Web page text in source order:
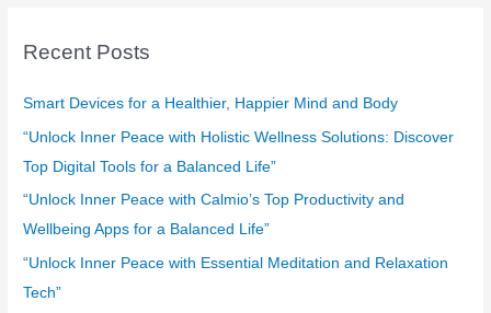
c
f
o
r
Recent Posts
Smart Devices for a Healthier, Happier Mind and Body
“Unlock Inner Peace with Holistic Wellness Solutions: Discover
Top Digital Tools for a Balanced Life”
“Unlock Inner Peace with Calmio’s Top Productivity and
Wellbeing Apps for a Balanced Life”
“Unlock Inner Peace with Essential Meditation and Relaxation
Tech”